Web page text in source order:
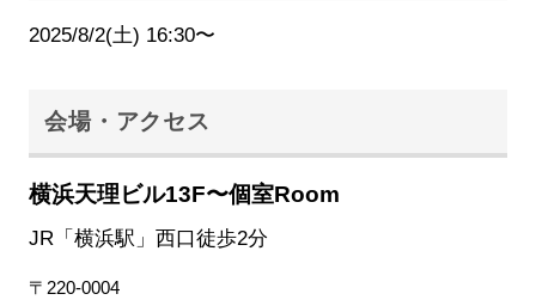
2025/8/2(土) 16:30〜
会場・アクセス
横浜天理ビル13F〜個室Room
JR「横浜駅」西口徒歩2分
〒220-0004